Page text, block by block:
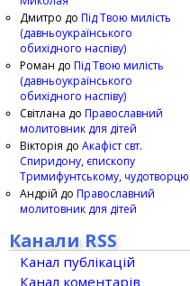
Дмитро до Під Твою милість
(давньоукраїнського
обихідного наспіву)
Роман до Під Твою милість
(давньоукраїнського
обихідного наспіву)
Світлана до Православний
молитовник для дітей
Вікторія до Акафіст свт.
Спиридону, єпископу
Тримифунтському, чудотворцю
Андрій до Православний
молитовник для дітей
Канали RSS
Канал публікацій
Канал коментарів